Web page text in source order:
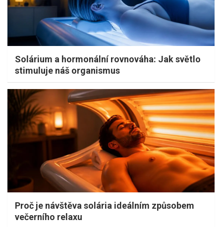
Solárium a hormonální rovnováha: Jak světlo
stimuluje náš organismus
Proč je návštěva solária ideálním způsobem
večerního relaxu